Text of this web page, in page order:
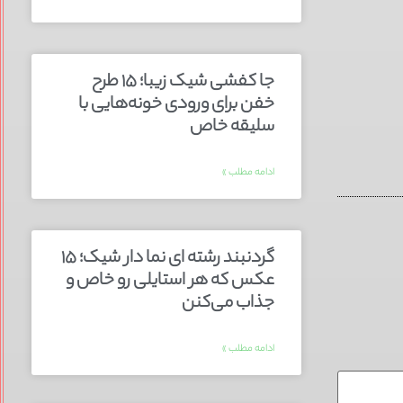
جا کفشی شیک زیبا؛ ۱۵ طرح
خفن برای ورودی خونه‌هایی با
سلیقه خاص
ادامه مطلب »
گردنبند رشته ای نما دار شیک؛ ۱۵
عکس که هر استایلی رو خاص و
جذاب می‌کنن
ادامه مطلب »